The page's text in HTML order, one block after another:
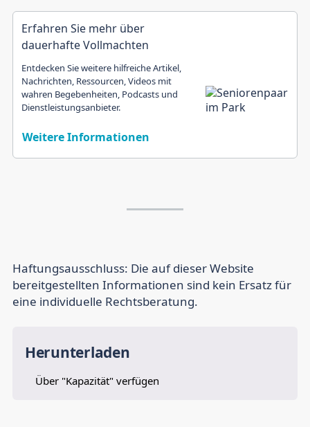
Erfahren Sie mehr über
dauerhafte Vollmachten
Entdecken Sie weitere hilfreiche Artikel,
Nachrichten, Ressourcen, Videos mit
wahren Begebenheiten, Podcasts und
Dienstleistungsanbieter.
Weitere Informationen
Haftungsausschluss: Die auf dieser Website
bereitgestellten Informationen sind kein Ersatz für
eine individuelle Rechtsberatung.
Herunterladen
Über "Kapazität" verfügen